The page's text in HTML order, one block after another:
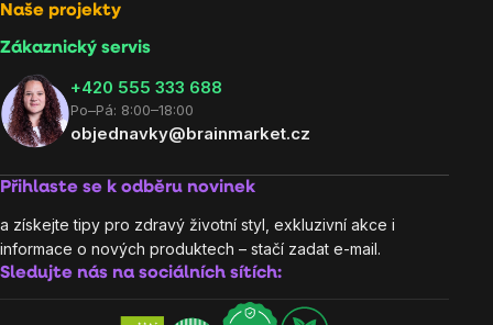
Naše projekty
Zákaznický servis
‭+420 555 333 688
Po–Pá: 8:00–18:00
objednavky@brainmarket.cz
Přihlaste se k odběru novinek
a získejte tipy pro zdravý životní styl, exkluzivní akce i
informace o nových produktech – stačí zadat e-mail.
Sledujte nás na sociálních sítích: